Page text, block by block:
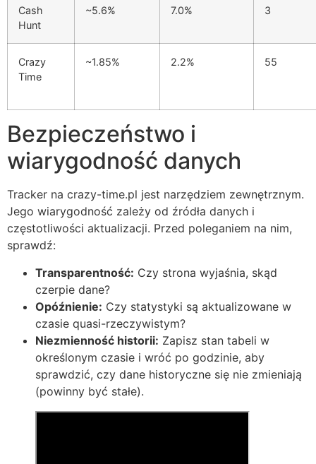
Cash
Hunt
~5.6% 7.0% 3
Crazy
Time
~1.85% 2.2% 55
Bezpieczeństwo i
wiarygodność danych
Tracker na crazy-time.pl jest narzędziem zewnętrznym.
Jego wiarygodność zależy od źródła danych i
częstotliwości aktualizacji. Przed poleganiem na nim,
sprawdź:
Transparentność: Czy strona wyjaśnia, skąd
czerpie dane?
Opóźnienie: Czy statystyki są aktualizowane w
czasie quasi-rzeczywistym?
Niezmienność historii: Zapisz stan tabeli w
określonym czasie i wróć po godzinie, aby
sprawdzić, czy dane historyczne się nie zmieniają
(powinny być stałe).